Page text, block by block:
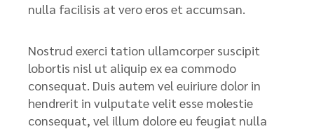
nulla facilisis at vero eros et accumsan.
Nostrud exerci tation ullamcorper suscipit
lobortis nisl ut aliquip ex ea commodo
consequat. Duis autem vel euiriure dolor in
hendrerit in vulputate velit esse molestie
consequat, vel illum dolore eu feugiat nulla